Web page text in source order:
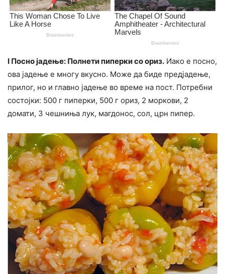
I Посно јадење: Полнети пиперки со ориз. Иако е посно,
ова јадење е многу вкусно. Може да биде предјадење,
прилог, но и главно јадење во време на пост. Потребни
состојки: 500 г пиперки, 500 г ориз, 2 моркови, 2
домати, 3 чешниња лук, магдонос, сол, црн пипер.